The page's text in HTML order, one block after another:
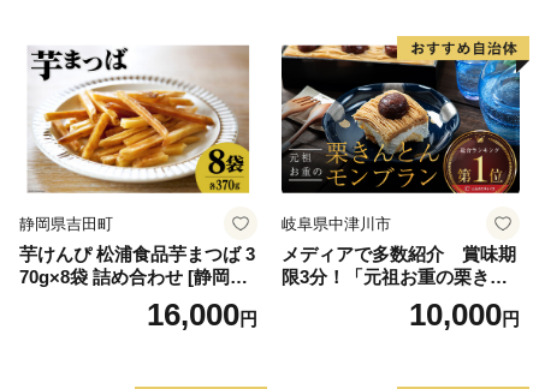
誕生日 カップ 詰め合わせ バ
ラエティ | バニラ チョコレー
ト ストロベリー ピスタチオ
バニラ＆クッキー ウベ 沖縄
紅イモ 塩ちんすこう 沖縄シ
ークヮーサー 沖縄黒糖 琉球
ロイヤルミルクティ 沖縄パ
イン
道産アイス 道産アイスクリ
ーム ギフト 詰合せ 詰め合わ
せ ふるさと納税 ）
静岡県吉田町
芋けんぴ 松浦食品芋まつば 3
70g×8袋 詰め合わせ [静岡伊
勢丹(松浦食品) 静岡県 吉田町
22424274] 芋ケンピ セット
16,000円
岐阜県中津川市
メディアで多数紹介 賞味期
限3分！「元祖お重の栗きん
とんモンブラン」 【未来の
ご褒美】スイーツ 栗 モンブ
10,000円